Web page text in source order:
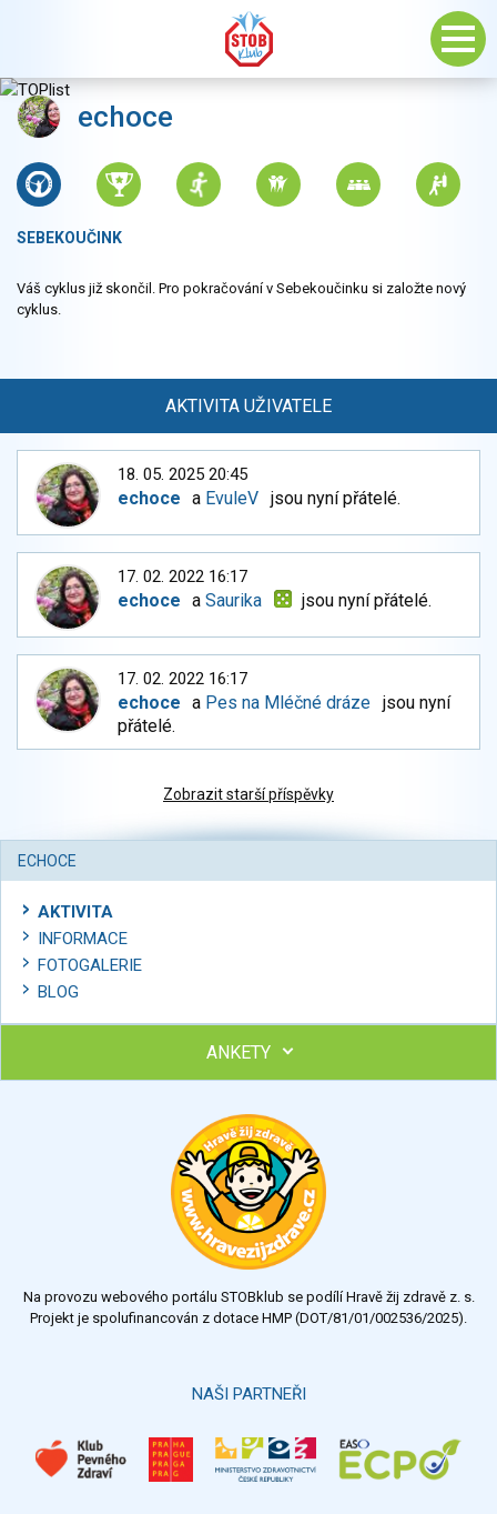
echoce
SEBEKOUČINK
Váš cyklus již skončil. Pro pokračování v Sebekoučinku si založte nový
cyklus.
AKTIVITA UŽIVATELE
18. 05. 2025 20:45
echoce a EvuleV jsou nyní přátelé.
17. 02. 2022 16:17
echoce aSaurika jsou nyní přátelé.
17. 02. 2022 16:17
echoce a Pes na Mléčné dráze jsou nyní
přátelé.
Zobrazit starší příspěvky
ECHOCE
AKTIVITA
INFORMACE
FOTOGALERIE
BLOG
ANKETY
Výsledky Všechny ankety
Na provozu webového portálu STOBklub se podílí Hravě žij zdravě z. s.
Projekt je spolufinancován z dotace HMP (DOT/81/01/002536/2025).
NAŠI PARTNEŘI